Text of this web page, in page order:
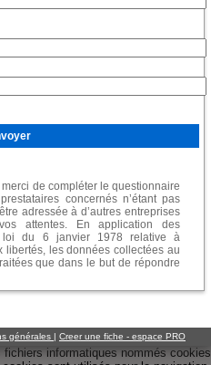
de compléter le questionnaire
concernés n’étant pas
adressée à d’autres entreprises
attentes. En application des
du 6 janvier 1978 relative à
libertés, les données collectées au
que dans le but de répondre
générales | Creer une fiche - espace PRO
fichiers informatiques nommés cookies